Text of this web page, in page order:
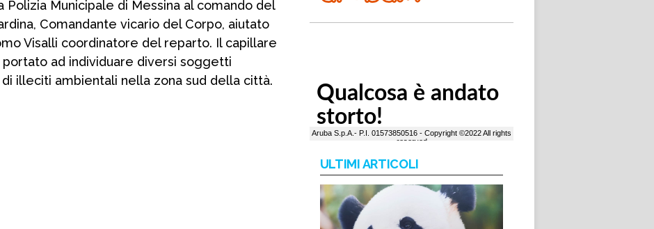
Municipale di Messina al comando del
Comandante vicario del Corpo, aiutato
Visalli coordinatore del reparto. Il capillare
ad individuare diversi soggetti
illeciti ambientali nella zona sud della città.
ULTIMI ARTICOLI